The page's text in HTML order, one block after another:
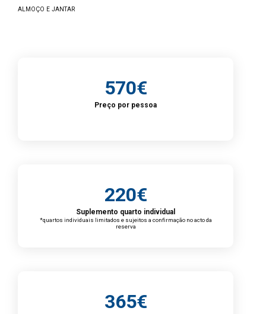
ALMOÇO E JANTAR
570€
Preço por pessoa
220€
Suplemento quarto individual
*quartos individuais limitados e sujeitos a confirmação no acto da
reserva
365€